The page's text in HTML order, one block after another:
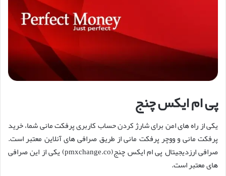
پی ام ایکس چنج
یکی از راه های امن برای شارژ کردن حساب کاربری پرفکت مانی شما، خرید
پرفکت مانی و ووچر پرفکت مانی از طریق صرافی های آنلاین معتبر است.
صرافی ارزدیجیتال پی ام ایکس چنج(pmxchange.co) یکی از این صرافی
های معتبر است.